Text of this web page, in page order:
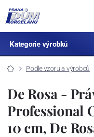
Kategorie výrobků
Podle vzoru a výrobců
De Rosa -
Professional
10 cm, De